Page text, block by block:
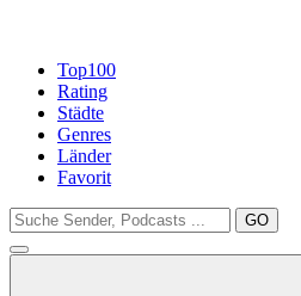
Top100
Rating
Städte
Genres
Länder
Favorit
GO